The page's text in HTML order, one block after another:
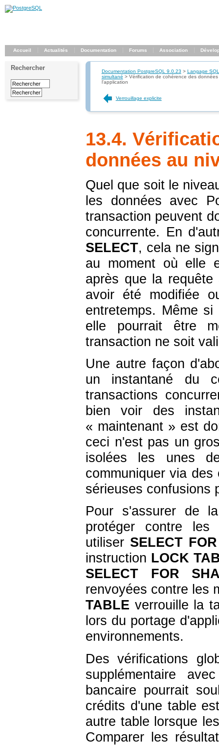
Accueil Actualités Documentation Forums Association
Rechercher Documentation PostgreSQL 9.0.23 > Langage SQL
simultané > Vérification de cohérence des
l'application
Verrouillage explicite
13.4.
données au
Quel que soit le
les données avec
transaction peuvent
concurrente. En
SELECT, cela ne
au moment où elle
après que la requête
avoir été modifiée
entretemps. Même
elle pourrait être
transaction ne soit
Une autre façon
un instantané du
transactions
bien voir des
« maintenant» est
ceci n'est pas un
isolées les unes
communiquer via
sérieuses confusions
Pour s'assurer de
protéger contre les
utiliser SELECT
instruction LOCK
SELECT FOR
renvoyées contre les
TABLE verrouille la
lors du portage
environnements.
Des vérifications
supplémentaire
bancaire pourrait
crédits d'une table
autre table lorsque
Comparer les